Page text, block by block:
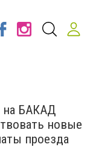
на БАКАД
новые
проезда